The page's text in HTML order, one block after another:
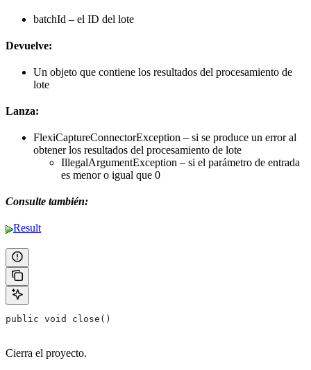
batchId – el ID del lote
Devuelve:
Un objeto que contiene los resultados del procesamiento de
lote
Lanza:
FlexiCaptureConnectorException – si se produce un error al
obtener los resultados del procesamiento de lote
IllegalArgumentException – si el parámetro de entrada
es menor o igual que 0
Consulte también:
Result
public void close()
Cierra el proyecto.